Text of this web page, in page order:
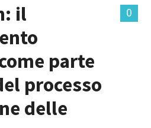
0
il
parte
processo
delle